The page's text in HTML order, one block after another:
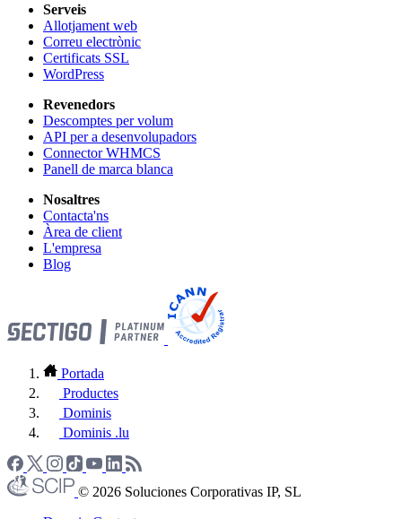
Serveis
Allotjament web
Correu electrònic
Certificats SSL
WordPress
Revenedors
Descomptes per volum
API per a desenvolupadors
Connector WHMCS
Panell de marca blanca
Nosaltres
Contacta'ns
Àrea de client
L'empresa
Blog
Portada
Productes
Dominis
Dominis .lu
© 2026 Soluciones Corporativas IP, SL